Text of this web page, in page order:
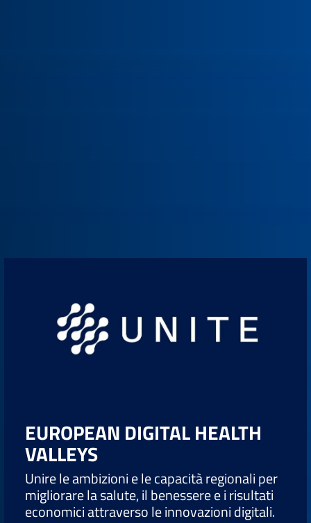
EUROPEAN DIGITAL HEALTH
VALLEYS
Unire le ambizioni e le capacità regionali per
migliorare la salute, il benessere e i risultati
economici attraverso le innovazioni digitali.